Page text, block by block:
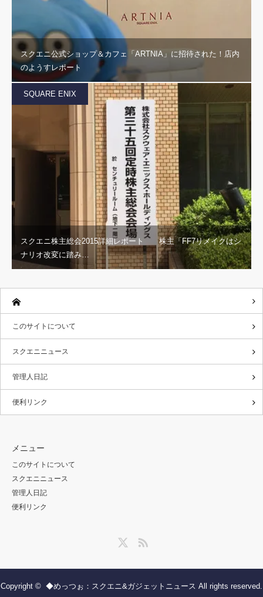
スクエニ公式ショップ＆カフェ「ARTNIA」に招待された！店内
のようすレポート
SQUARE ENIX
スクエニ株主総会2015詳細レポート 株主「FF7リメイクはシ
ナリオ改変に踏み…
このサイトについて
スクエニニュース
管理人日記
便利リンク
メニュー
このサイトについて
スクエニニュース
管理人日記
便利リンク
Copyright © ◆めっつぉ：スクエニ&ガジェットニュース All rights reserved.